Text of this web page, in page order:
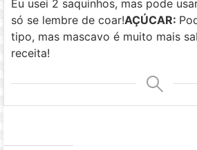
Eu usei 2 saquinhos, mas pode
só se lembre de coar!AÇÚCAR:
tipo, mas mascavo é muito mais
receita!